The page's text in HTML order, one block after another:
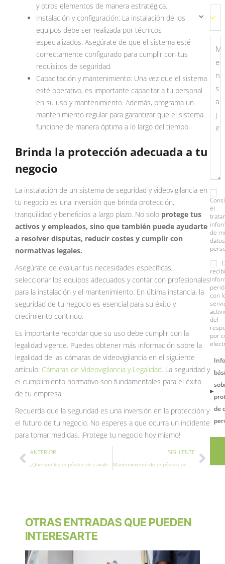
y otros elementos de manera estratégica.
Instalación y configuración: La instalación de los
equipos debe ser realizada por técnicos
especializados. Asegúrate de que el sistema esté
correctamente configurado para cumplir con tus
requisitos de seguridad.
Capacitación y mantenimiento: Una vez que el sistema
esté operativo, es importante capacitar a tu personal
en su uso y mantenimiento. Además, programa un
mantenimiento regular para garantizar que el sistema
funcione de manera óptima a lo largo del tiempo.
Brinda la protección adecuada a tu
negocio
La instalación de un sistema de seguridad y videovigilancia en
tu negocio es una inversión que brinda protección,
tranquilidad y beneficios a largo plazo. No solo protege tus
activos y empleados, sino que también puede ayudarte
a resolver disputas, reducir costes y cumplir con
normativas legales.
Asegúrate de evaluar tus necesidades específicas,
seleccionar los equipos adecuados y contar con profesionales
para la instalación y el mantenimiento. En última instancia, la
seguridad de tu negocio es esencial para su éxito y
crecimiento continuo.
Es importante recordar que su uso debe cumplir con la
legalidad vigente. Puedes obtener más información sobre la
legalidad de las cámaras de videovigilancia en el siguiente
artículo: Cámaras de Videovigilancia y Legalidad. La seguridad y
el cumplimiento normativo son fundamentales para el éxito
de tu empresa.
Recuerda que la seguridad es una inversión en la protección y
el futuro de tu negocio. No esperes a que ocurra un incidente
para tomar medidas. ¡Protege tu negocio hoy mismo!
AntANTERIOR
¿Qué son los depósitos de canalización de GLP y qué ventajas tienen?
SIGUIENTE
Mantenimiento de depósitos de GLP
el
de
datos
con
del
por
de
OTRAS ENTRADAS QUE PUEDEN
INTERESARTE